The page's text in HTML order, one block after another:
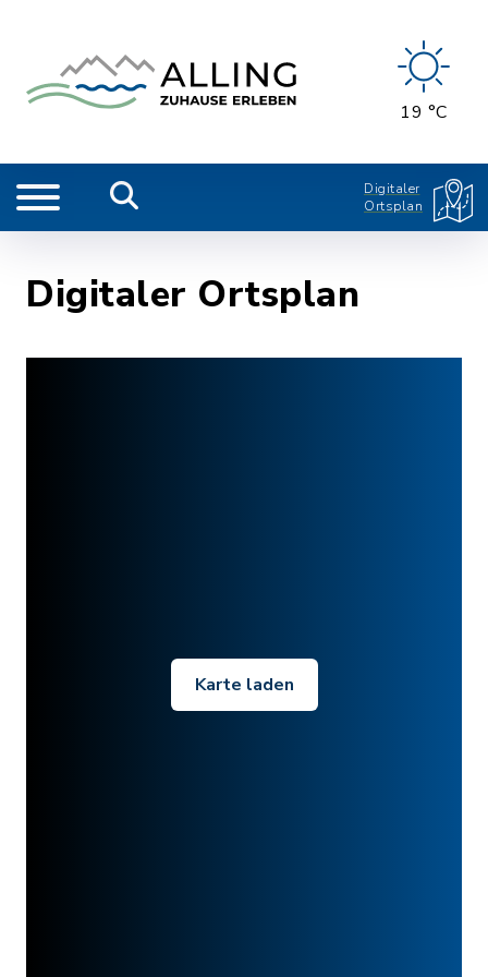
19 °C
Digitaler
Ortsplan
Digitaler Ortsplan
Karte laden